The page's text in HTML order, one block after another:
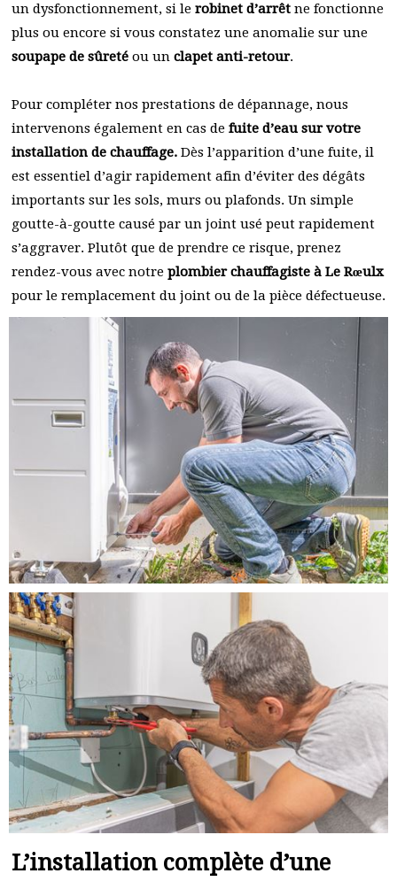
un dysfonctionnement, si le robinet d’arrêt ne fonctionne
plus ou encore si vous constatez une anomalie sur une
soupape de sûreté ou un clapet anti-retour.
Pour compléter nos prestations de dépannage, nous
intervenons également en cas de fuite d’eau sur votre
installation de chauffage. Dès l’apparition d’une fuite, il
est essentiel d’agir rapidement afin d’éviter des dégâts
importants sur les sols, murs ou plafonds. Un simple
goutte-à-goutte causé par un joint usé peut rapidement
s’aggraver. Plutôt que de prendre ce risque, prenez
rendez-vous avec notre plombier chauffagiste à Le Rœulx
pour le remplacement du joint ou de la pièce défectueuse.
L’installation complète d’une